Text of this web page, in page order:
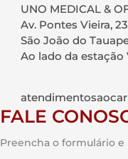
UNO MEDICAL &
Av. Pontes Vieira,
São João do
Ao lado da estação
FALE
Preencha o formulário